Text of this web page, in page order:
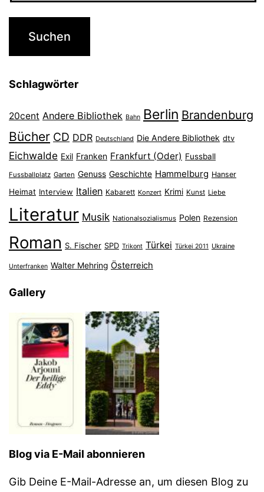
Schlagwörter
20cent Andere Bibliothek Bahn Berlin Brandenburg
Bücher CD DDR Deutschland Die Andere Bibliothek dtv
Eichwalde Exil Franken Frankfurt (Oder) Fussball
Fussballplatz Garten Genuss Geschichte Hammelburg Hanser
Heimat Interview Italien Kabarett Konzert Krimi Kunst Liebe
Literatur Musik Nationalsozialismus Polen Rezension
Roman S. Fischer SPD Trikont Türkei Türkei 2011 Ukraine
Unterfranken Walter Mehring Österreich
Gallery
Blog via E-Mail abonnieren
Gib Deine E-Mail-Adresse an, um diesen Blog zu